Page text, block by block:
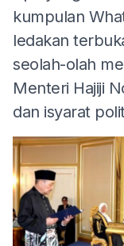
kumpulan
ledakan
seolah-olah
Menteri Hajiji
dan isyarat